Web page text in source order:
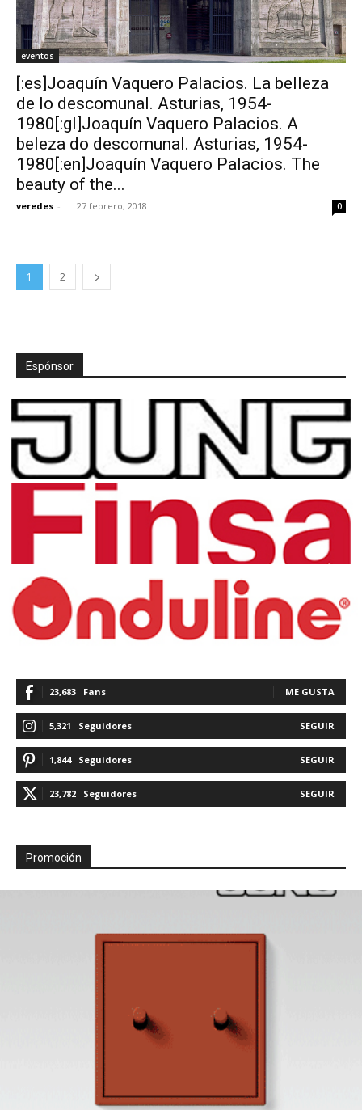
eventos
[:es]Joaquín Vaquero Palacios. La belleza
de lo descomunal. Asturias, 1954-
1980[:gl]Joaquín Vaquero Palacios. A
beleza do descomunal. Asturias, 1954-
1980[:en]Joaquín Vaquero Palacios. The
beauty of the...
veredes - 27 febrero, 2018 0
1 2
Espónsor
23,683 Fans ME GUSTA
5,321 Seguidores SEGUIR
1,844 Seguidores SEGUIR
23,782 Seguidores SEGUIR
Promoción